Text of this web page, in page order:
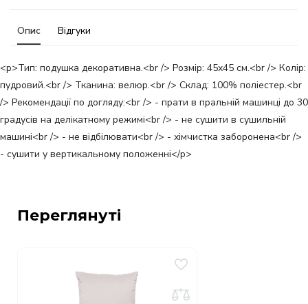
Опис Відгуки
<p>Тип: подушка декоративна.<br /> Розмір: 45х45 см.<br /> Колір:
пудровий.<br /> Тканина: велюр.<br /> Склад: 100% поліестер.<br
/> Рекомендації по догляду:<br /> - прати в пральній машинці до 30
градусів на делікатному режимі<br /> - не сушити в сушильній
машині<br /> - не відбілювати<br /> - хімчистка заборонена<br />
- сушити у вертикальному положенні</p>
Переглянуті